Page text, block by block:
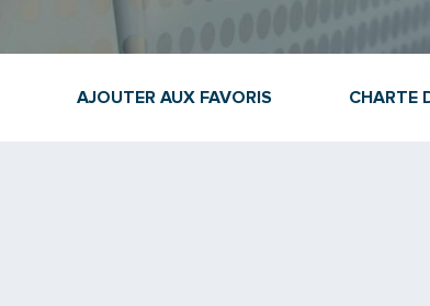
AJOUTER AUX FAVORIS CHARTE